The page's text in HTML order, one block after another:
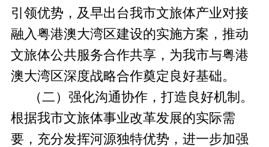
引领优势，及早出台我市文旅体产业对接
融入粤港澳大湾区建设的实施方案，推动
文旅体公共服务合作共享，为我市与粤港
澳大湾区深度战略合作奠定良好基础。
（二）强化沟通协作，打造良好机制。
根据我市文旅体事业改革发展的实际需
要，充分发挥河源独特优势，进一步加强